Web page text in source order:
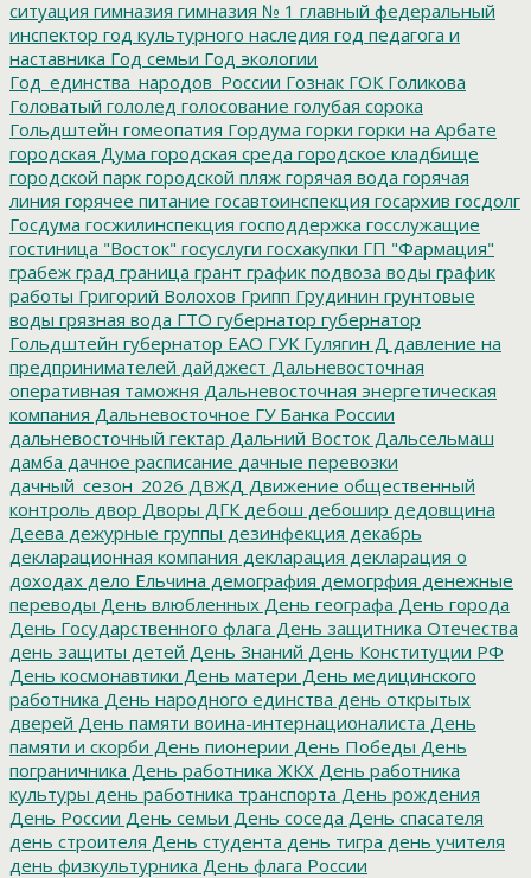
ситуация гимназия гимназия № 1 главный федеральный
инспектор год культурного наследия год педагога и
наставника Год семьи Год экологии
Год_единства_народов_России Гознак ГОК Голикова
Головатый гололед голосование голубая сорока
Гольдштейн гомеопатия Гордума горки горки на Арбате
городская Дума городская среда городское кладбище
городской парк городской пляж горячая вода горячая
линия горячее питание госавтоинспекция госархив госдолг
Госдума госжилинспекция господдержка госслужащие
гостиница "Восток" госуслуги госхакупки ГП "Фармация"
грабеж град граница грант график подвоза воды график
работы Григорий Волохов Грипп Грудинин грунтовые
воды грязная вода ГТО губернатор губернатор
Гольдштейн губернатор ЕАО ГУК Гулягин Д давление на
предпринимателей дайджест Дальневосточная
оперативная таможня Дальневосточная энергетическая
компания Дальневосточное ГУ Банка России
дальневосточный гектар Дальний Восток Дальсельмаш
дамба дачное расписание дачные перевозки
дачный_сезон_2026 ДВЖД Движение общественный
контроль двор Дворы ДГК дебош дебошир дедовщина
Деева дежурные группы дезинфекция декабрь
декларационная компания декларация декларация о
доходах дело Ельчина демография демогрфия денежные
переводы День влюбленных День географа День города
День Государственного флага День защитника Отечества
день защиты детей День Знаний День Конституции РФ
День космонавтики День матери День медицинского
работника День народного единства день открытых
дверей День памяти воина-интернационалиста День
памяти и скорби День пионерии День Победы День
пограничника День работника ЖКХ День работника
культуры день работника транспорта День рождения
День России День семьи День соседа День спасателя
день строителя День студента день тигра день учителя
день физкультурника День флага России